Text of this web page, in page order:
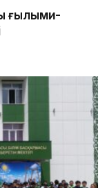
ғылыми-